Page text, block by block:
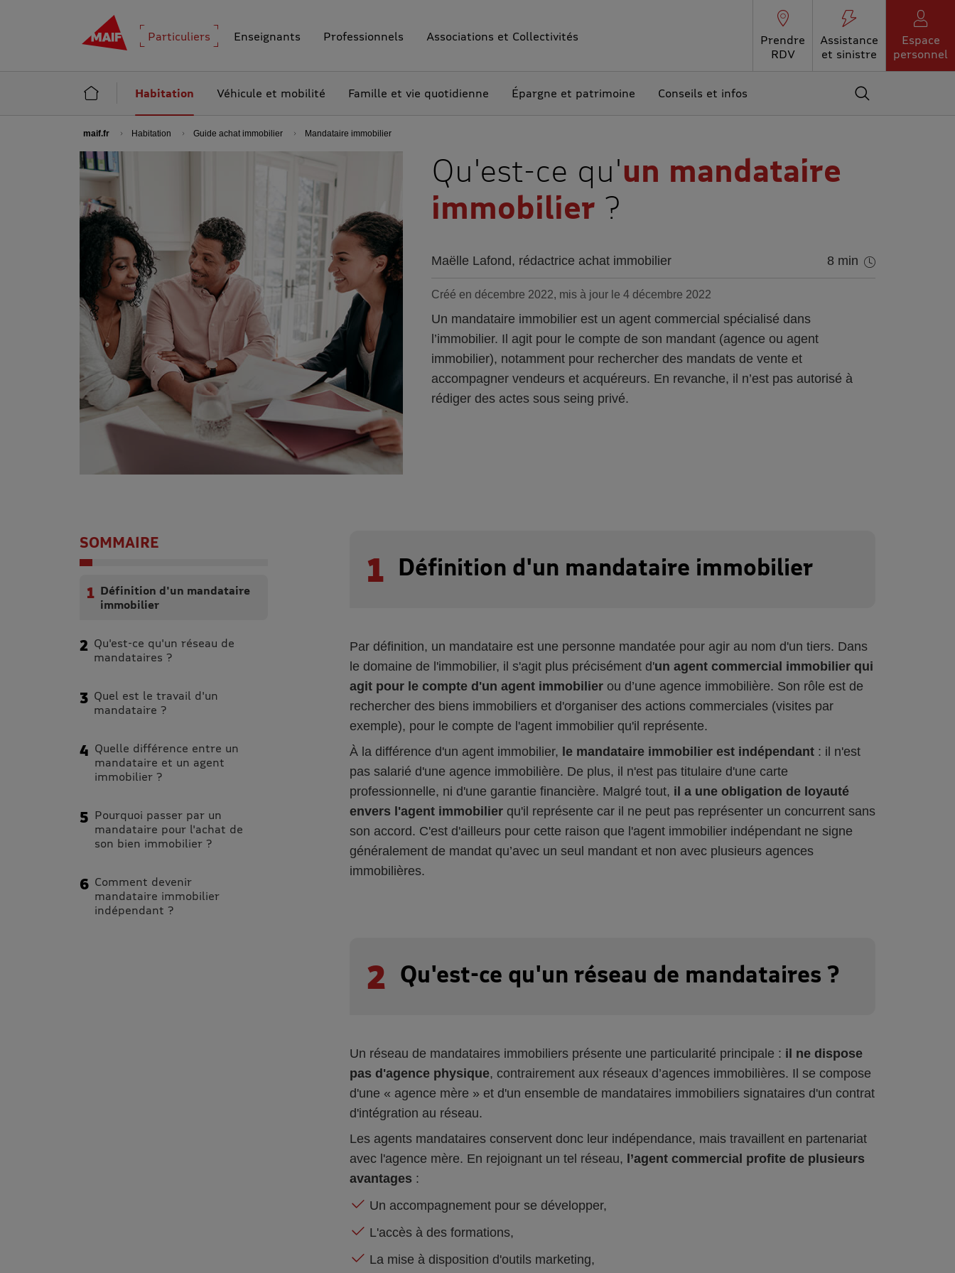
MAIF - Allez à l'accueil de maif.fr
Particuliers Enseignants Professionnels Associations et Collectivités
Prendre
RDV
Assistance
et sinistre
Espace
personnel
Accueil Particuliers
Habitation Véhicule et mobilité Famille et vie quotidienne Épargne et patrimoine Conseils et infos Accédez au moteur
maif.fr Habitation Guide achat immobilier Mandataire immobilier
Qu'est-ce qu'un mandataire
immobilier ?
Maëlle Lafond, rédactrice achat immobilier 8 min
Créé en décembre 2022, mis à jour le 4 décembre 2022
Un mandataire immobilier est un agent commercial spécialisé dans
l’immobilier. Il agit pour le compte de son mandant (agence ou agent
immobilier), notamment pour rechercher des mandats de vente et
accompagner vendeurs et acquéreurs. En revanche, il n’est pas autorisé à
rédiger des actes sous seing privé.
SOMMAIRE
Définition d'un mandataire
immobilier
Qu'est-ce qu'un réseau de
mandataires ?
Quel est le travail d'un
mandataire ?
Quelle différence entre un
mandataire et un agent
immobilier ?
Pourquoi passer par un
mandataire pour l'achat de
son bien immobilier ?
Comment devenir
mandataire immobilier
indépendant ?
1 Définition d'un mandataire immobilier
Par définition, un mandataire est une personne mandatée pour agir au nom d'un tiers. Dans
le domaine de l'immobilier, il s'agit plus précisément d'un agent commercial immobilier qui
agit pour le compte d'un agent immobilier ou d’une agence immobilière. Son rôle est de
rechercher des biens immobiliers et d'organiser des actions commerciales (visites par
exemple), pour le compte de l'agent immobilier qu'il représente.
À la différence d'un agent immobilier, le mandataire immobilier est indépendant : il n'est
pas salarié d'une agence immobilière. De plus, il n'est pas titulaire d'une carte
professionnelle, ni d'une garantie financière. Malgré tout, il a une obligation de loyauté
envers l'agent immobilier qu'il représente car il ne peut pas représenter un concurrent sans
son accord. C'est d'ailleurs pour cette raison que l'agent immobilier indépendant ne signe
généralement de mandat qu’avec un seul mandant et non avec plusieurs agences
immobilières.
2 Qu'est-ce qu'un réseau de mandataires ?
Un réseau de mandataires immobiliers présente une particularité principale : il ne dispose
pas d'agence physique, contrairement aux réseaux d’agences immobilières. Il se compose
d'une « agence mère » et d'un ensemble de mandataires immobiliers signataires d'un contrat
d'intégration au réseau.
Les agents mandataires conservent donc leur indépendance, mais travaillent en partenariat
avec l'agence mère. En rejoignant un tel réseau, l’agent commercial profite de plusieurs
avantages :
Un accompagnement pour se développer,
L'accès à des formations,
La mise à disposition d'outils marketing,